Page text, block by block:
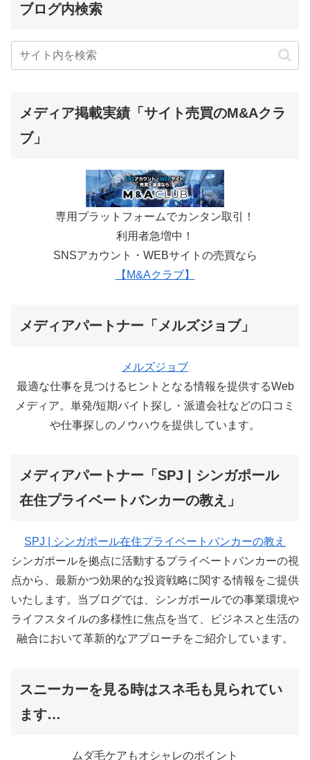
ブログ内検索
メディア掲載実績「サイト売買のM&Aクラ
ブ」
専用プラットフォームでカンタン取引！
利用者急増中！
SNSアカウント・WEBサイトの売買なら
【M&Aクラブ】
メディアパートナー「メルズジョブ」
メルズジョブ
最適な仕事を見つけるヒントとなる情報を提供するWeb
メディア。単発/短期バイト探し・派遣会社などの口コミ
や仕事探しのノウハウを提供しています。
メディアパートナー「SPJ | シンガポール
在住プライベートバンカーの教え」
SPJ | シンガポール在住プライベートバンカーの教え
シンガポールを拠点に活動するプライベートバンカーの視
点から、最新かつ効果的な投資戦略に関する情報をご提供
いたします。当ブログでは、シンガポールでの事業環境や
ライフスタイルの多様性に焦点を当て、ビジネスと生活の
融合において革新的なアプローチをご紹介しています。
スニーカーを見る時はスネ毛も見られてい
ます…
ムダ毛ケアもオシャレのポイント